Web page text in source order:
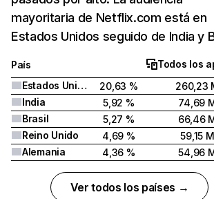
mayoritaria de Netflix.com está en
Estados Unidos seguido de India y
País
Todos los
Estados Unidos
20,63 %
260,23
India
5,92 %
74,69
Brasil
5,27 %
66,46
Reino Unido
4,69 %
59,15 M
Alemania
4,36 % 54,96
Ver todos los países →